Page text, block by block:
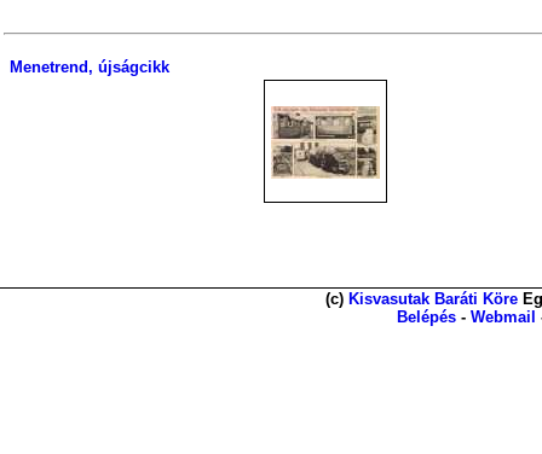
Menetrend, újságcikk
(c) Kisvasutak Baráti Köre
Belépés - Webmail